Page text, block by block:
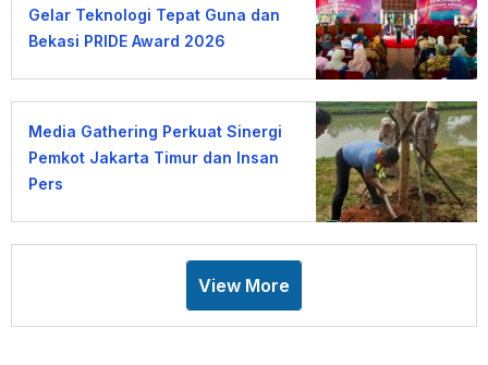
Gelar Teknologi Tepat Guna dan
Bekasi PRIDE Award 2026
Media Gathering Perkuat Sinergi
Pemkot Jakarta Timur dan Insan
Pers
View More